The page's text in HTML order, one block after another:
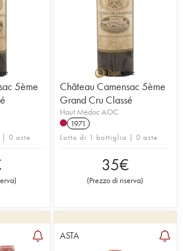
5ème
| 0 aste
)
Château Camensac 5ème
Grand Cru Classé
Haut Médoc AOC
1971
Lotto di 1 bottiglia | 0 aste
35€
(Prezzo di riserva)
ASTA